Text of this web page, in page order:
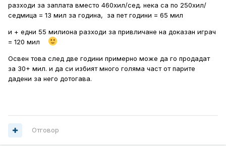
разходи за заплата вместо 460хил/сед. нека са по 250хил/
седмица = 13 мил за година, за пет години = 65 мил
и + едни 55 милиона разходи за привличане на доказан играч
= 120 мил
Освен това след две години примерно може да го продадат
за 30+ мил. и да си избият много голяма част от парите
дадени за него дотогава.
Отговор